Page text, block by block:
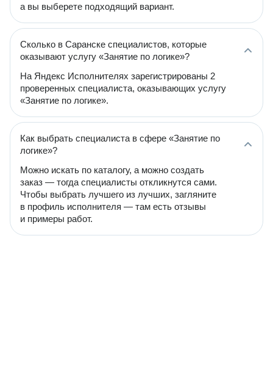
а вы выберете подходящий вариант.
Сколько в Саранске специалистов, которые
оказывают услугу «Занятие по логике»?
На Яндекс Исполнителях зарегистрированы 2
проверенных специалиста, оказывающих услугу
«Занятие по логике».
Как выбрать специалиста в сфере «Занятие по
логике»?
Можно искать по каталогу, а можно создать
заказ — тогда специалисты откликнутся сами.
Чтобы выбрать лучшего из лучших, загляните
в профиль исполнителя — там есть отзывы
и примеры работ.